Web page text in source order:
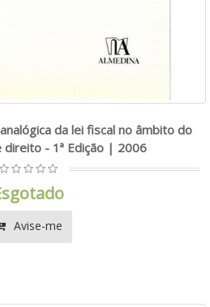
da lei fiscal no âmbito do
direito - 1ª Edição | 2006
Avise-me